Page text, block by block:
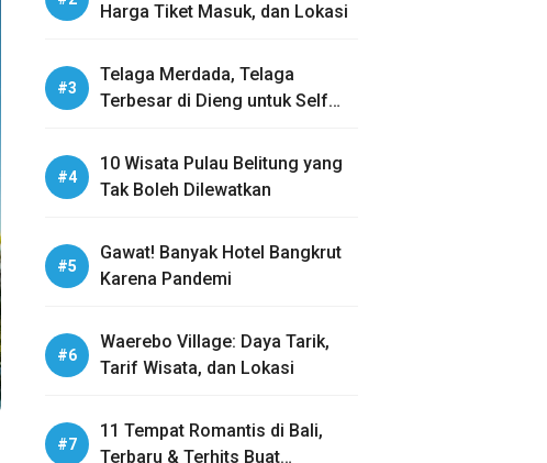
Harga Tiket Masuk, dan Lokasi
Telaga Merdada, Telaga
Terbesar di Dieng untuk Self
10 Wisata Pulau Belitung yang
Tak Boleh Dilewatkan
Gawat! Banyak Hotel Bangkrut
Karena Pandemi
Waerebo Village: Daya Tarik,
Tarif Wisata, dan Lokasi
11 Tempat Romantis di Bali,
Terbaru & Terhits Buat